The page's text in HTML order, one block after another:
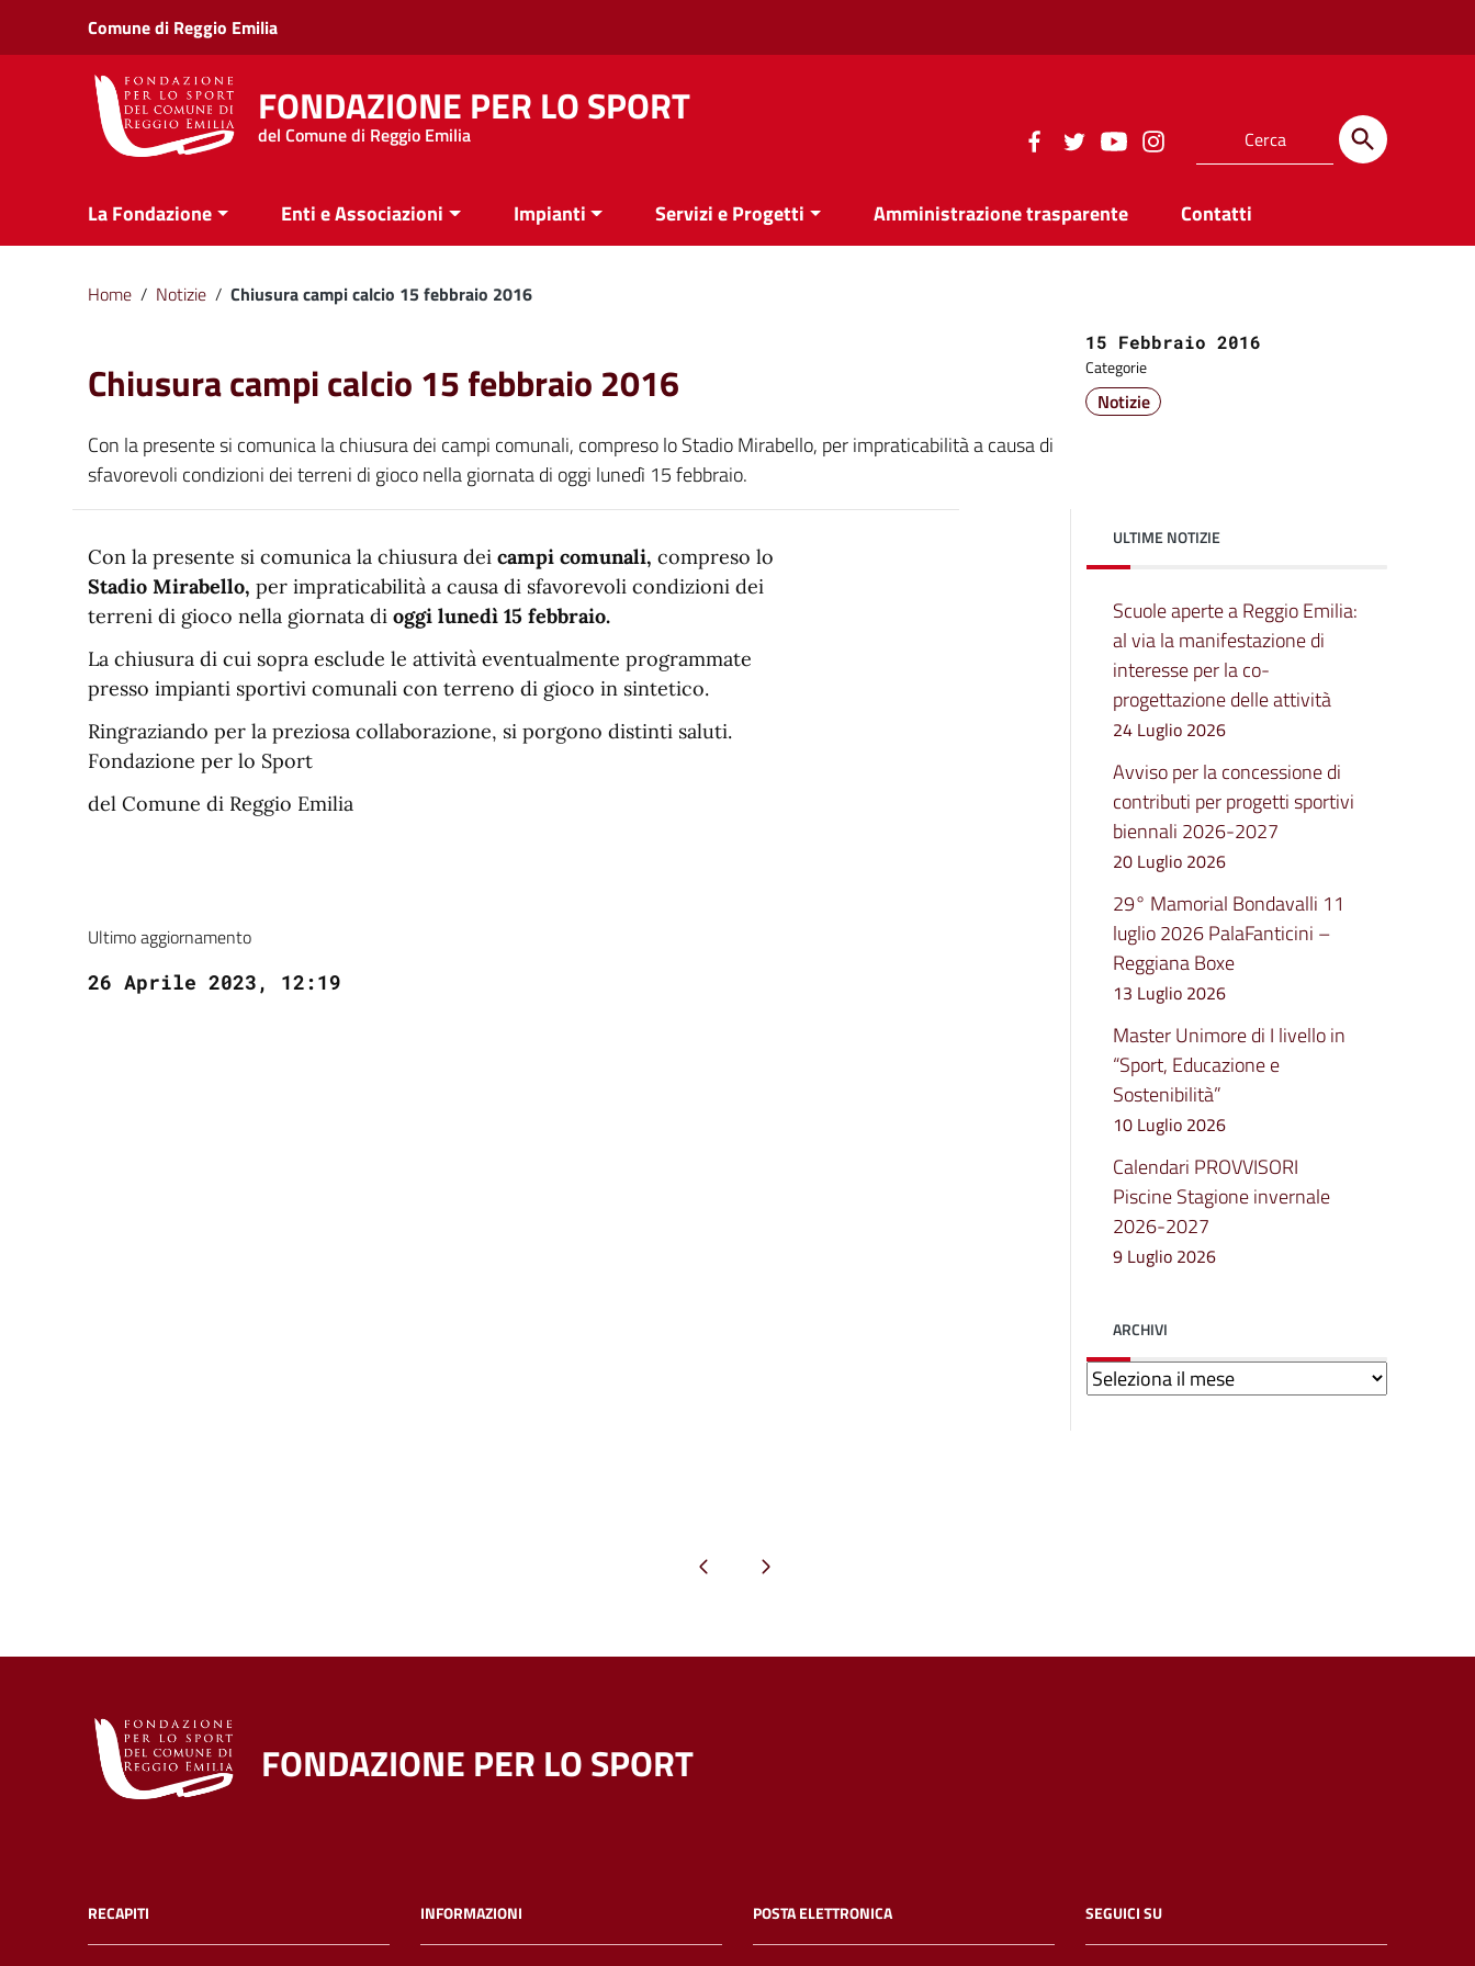
Vai ai contenuti
Vai al menu di navigazione
Vai al footer
Comune di Reggio Emilia
FONDAZIONE PER LO SPORT
del Comune di Reggio Emilia
La Fondazione Enti e Associazioni Impianti Servizi e Progetti Amministrazione trasparente Contatti
Home / Notizie / Chiusura campi calcio 15 febbraio 2016
Chiusura campi calcio 15 febbraio 2016
Con la presente si comunica la chiusura dei campi comunali, compreso lo Stadio Mirabello, per impraticabilità a causa di
sfavorevoli condizioni dei terreni di gioco nella giornata di oggi lunedì 15 febbraio.
Data:
15 Febbraio 2016
Categorie
Notizie
Con la presente si comunica la chiusura dei campi comunali, compreso lo
Stadio Mirabello, per impraticabilità a causa di sfavorevoli condizioni dei
terreni di gioco nella giornata di oggi lunedì 15 febbraio.
La chiusura di cui sopra esclude le attività eventualmente programmate
presso impianti sportivi comunali con terreno di gioco in sintetico.
Ringraziando per la preziosa collaborazione, si porgono distinti saluti.
Fondazione per lo Sport
del Comune di Reggio Emilia
Ultimo aggiornamento
26 Aprile 2023, 12:19
ULTIME NOTIZIE
Scuole aperte a Reggio Emilia:
al via la manifestazione di
interesse per la co-
progettazione delle attività
24 Luglio 2026
Avviso per la concessione di
contributi per progetti sportivi
biennali 2026-2027
20 Luglio 2026
29° Mamorial Bondavalli 11
luglio 2026 PalaFanticini –
Reggiana Boxe
13 Luglio 2026
Master Unimore di I livello in
“Sport, Educazione e
Sostenibilità”
10 Luglio 2026
Calendari PROVVISORI
Piscine Stagione invernale
2026-2027
9 Luglio 2026
ARCHIVI
Archivi
Pagina precedentePagina successiva
FONDAZIONE PER LO SPORT
RECAPITI INFORMAZIONI POSTA ELETTRONICA SEGUICI SU